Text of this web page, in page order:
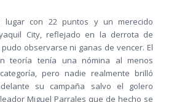
lugar con 22 puntos y un merecido
City, reflejado en la derrota de
observarse ni ganas de vencer. El
teoría tenía una nómina al menos
pero nadie realmente brilló
su campaña salvo el golero
Miguel Parrales que de hecho se